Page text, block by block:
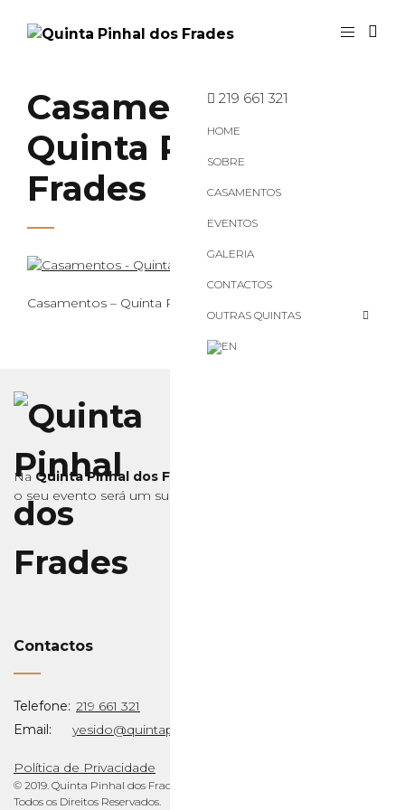
219 661 321
HOME
SOBRE
CASAMENTOS
EVENTOS
GALERIA
CONTACTOS
OUTRAS QUINTAS
Casamentos –
Quinta Pinhal dos
Frades
Casamentos – Quinta Pinhal dos Frades
Na Quinta Pinhal dos Frades
o seu evento será um sucesso, confie!
Contactos
Telefone: 219 661 321
Email:
yesido@quintapinhaldosfrades.pt
Política de Privacidade
© 2019. Quinta Pinhal dos Frades.
Todos os Direitos Reservados.